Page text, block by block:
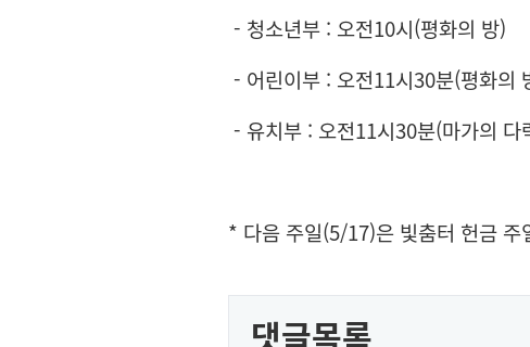
- 청소년부 : 오전10시(평화의 방)
- 어린이부 : 오전11시30분(평화의
- 유치부 : 오전11시30분(마가의 다
* 다음 주일(5/17)은 빛춤터 헌금 주
댓글목록